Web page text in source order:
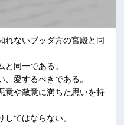
れないブッダ方の宮殿と同
同一である。
愛するべきである。
意や敵意に満ちた思いを持
てはならない。